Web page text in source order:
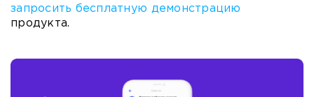
запросить бесплатную демонстрацию
продукта.